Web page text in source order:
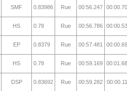
SMF 0.83986 Rue 00:56.247
HS 0.78 Rue 00:56.786
EP 0.8379 Rue 00:57.481
HS 0.78 Rue 00:59.169
DSP 0.83692 Rue 00:59.282